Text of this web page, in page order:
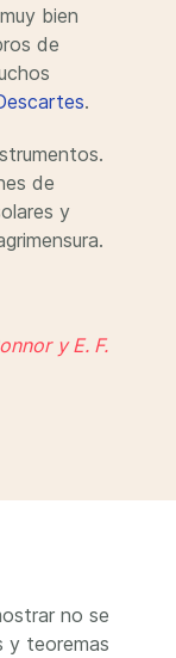
bien
de
.
de
y
y E. F.
no se
y teoremas